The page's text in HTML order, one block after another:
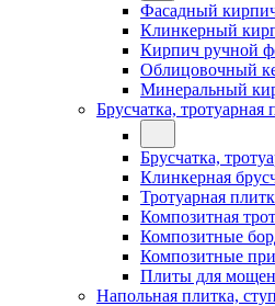
Фасадный
Клинкерный
Кирпич ручной
Облицовочный
Минеральный
Брусчатка, тротуарная
Брусчатка,
Клинкерная
Тротуарная
Композитная
Композитные
Композитные
Плиты для
Напольная плитка,